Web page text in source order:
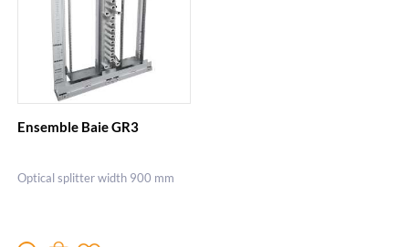
Ensemble Baie GR3
Optical splitter width 900 mm